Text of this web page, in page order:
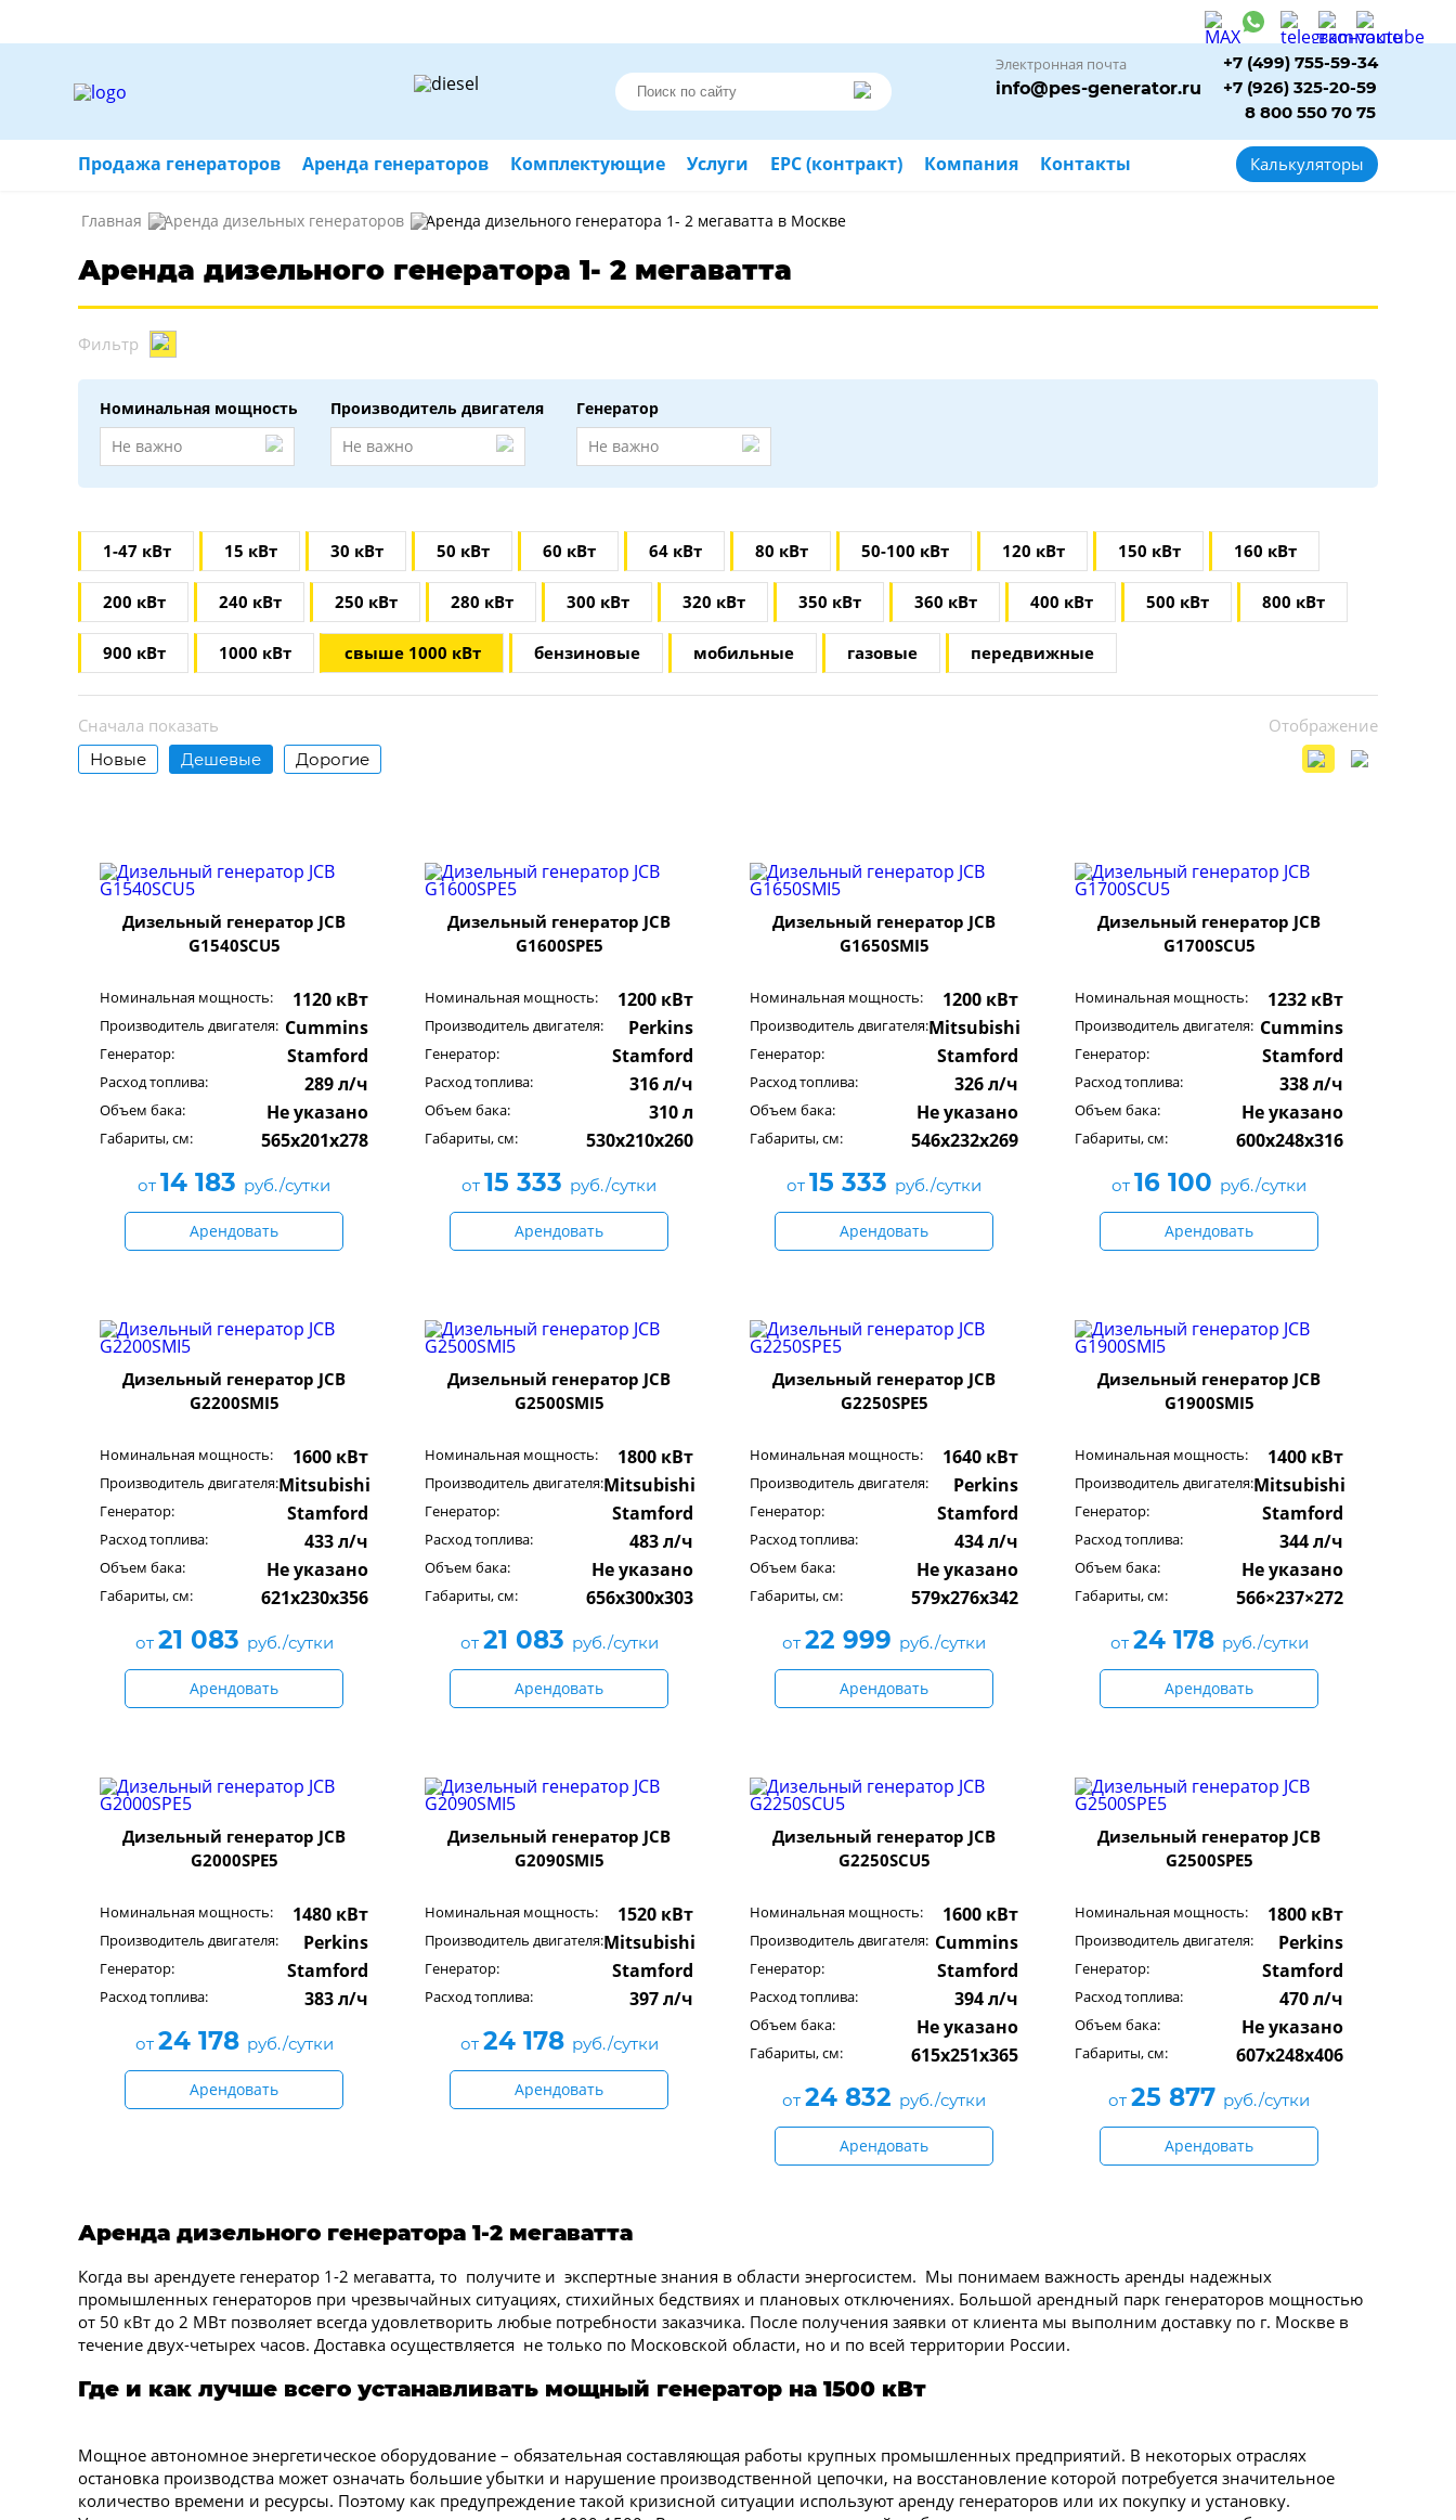
Электронная почта
info@pes-generator.ru
+7 (499) 755-59-34
+7 (926) 325-20-59
8 800 550 70 75
Продажа генераторов Аренда генераторов Комплектующие Услуги ЕРС (контракт) Компания Контакты Калькуляторы
Главная Аренда дизельных генераторов Аренда дизельного генератора 1- 2 мегаватта в Москве
Аренда дизельного генератора 1- 2 мегаватта
Фильтр
Номинальная мощность
Не важно
Производитель двигателя
Не важно
Генератор
Не важно
1-47 кВт 15 кВт 30 кВт 50 кВт 60 кВт 64 кВт 80 кВт 50-100 кВт 120 кВт 150 кВт 160 кВт
200 кВт 240 кВт 250 кВт 280 кВт 300 кВт 320 кВт 350 кВт 360 кВт 400 кВт 500 кВт 800 кВт
900 кВт 1000 кВт свыше 1000 кВт бензиновые мобильные газовые передвижные
Сначала показать
Новые Дешевые Дорогие
Отображение
Дизельный генератор JCB
G1540SCU5
Номинальная мощность: 1120 кВт
Производитель двигателя: Cummins
Генератор: Stamford
Расход топлива: 289 л/ч
Объем бака: Не указано
Габариты, см: 565x201x278
от 14 183 руб./сутки
Арендовать
Дизельный генератор JCB
G1600SPE5
Номинальная мощность: 1200 кВт
Производитель двигателя: Perkins
Генератор: Stamford
Расход топлива: 316 л/ч
Объем бака: 310 л
Габариты, см: 530х210x260
от 15 333 руб./сутки
Арендовать
Дизельный генератор JCB
G1650SMI5
Номинальная мощность: 1200 кВт
Производитель двигателя:Mitsubishi
Генератор: Stamford
Расход топлива: 326 л/ч
Объем бака: Не указано
Габариты, см: 546x232x269
от 15 333 руб./сутки
Арендовать
Дизельный генератор JCB
G1700SCU5
Номинальная мощность: 1232 кВт
Производитель двигателя: Cummins
Генератор: Stamford
Расход топлива: 338 л/ч
Объем бака: Не указано
Габариты, см: 600x248x316
от 16 100 руб./сутки
Арендовать
Дизельный генератор JCB
G2200SMI5
Номинальная мощность: 1600 кВт
Производитель двигателя:Mitsubishi
Генератор: Stamford
Расход топлива: 433 л/ч
Объем бака: Не указано
Габариты, см: 621x230x356
от 21 083 руб./сутки
Арендовать
Дизельный генератор JCB
G2500SMI5
Номинальная мощность: 1800 кВт
Производитель двигателя:Mitsubishi
Генератор: Stamford
Расход топлива: 483 л/ч
Объем бака: Не указано
Габариты, см: 656x300x303
от 21 083 руб./сутки
Арендовать
Дизельный генератор JCB
G2250SPE5
Номинальная мощность: 1640 кВт
Производитель двигателя: Perkins
Генератор: Stamford
Расход топлива: 434 л/ч
Объем бака: Не указано
Габариты, см: 579x276x342
от 22 999 руб./сутки
Арендовать
Дизельный генератор JCB
G1900SMI5
Номинальная мощность: 1400 кВт
Производитель двигателя:Mitsubishi
Генератор: Stamford
Расход топлива: 344 л/ч
Объем бака: Не указано
Габариты, см: 566×237×272
от 24 178 руб./сутки
Арендовать
Дизельный генератор JCB
G2000SPE5
Номинальная мощность: 1480 кВт
Производитель двигателя: Perkins
Генератор: Stamford
Расход топлива: 383 л/ч
от 24 178 руб./сутки
Арендовать
Дизельный генератор JCB
G2090SMI5
Номинальная мощность: 1520 кВт
Производитель двигателя:Mitsubishi
Генератор: Stamford
Расход топлива: 397 л/ч
от 24 178 руб./сутки
Арендовать
Дизельный генератор JCB
G2250SCU5
Номинальная мощность: 1600 кВт
Производитель двигателя: Cummins
Генератор: Stamford
Расход топлива: 394 л/ч
Объем бака: Не указано
Габариты, см: 615x251x365
от 24 832 руб./сутки
Арендовать
Дизельный генератор JCB
G2500SPE5
Номинальная мощность: 1800 кВт
Производитель двигателя: Perkins
Генератор: Stamford
Расход топлива: 470 л/ч
Объем бака: Не указано
Габариты, см: 607x248x406
от 25 877 руб./сутки
Арендовать
Аренда дизельного генератора 1-2 мегаватта
Когда вы арендуете генератор 1-2 мегаватта, то получите и экспертные знания в области энергосистем. Мы понимаем важность аренды надежных
промышленных генераторов при чрезвычайных ситуациях, стихийных бедствиях и плановых отключениях. Большой арендный парк генераторов мощностью
от 50 кВт до 2 МВт позволяет всегда удовлетворить любые потребности заказчика. После получения заявки от клиента мы выполним доставку по г. Москве в
течение двух-четырех часов. Доставка осуществляется не только по Московской области, но и по всей территории России.
Где и как лучше всего устанавливать мощный генератор на 1500 кВт
Мощное автономное энергетическое оборудование – обязательная составляющая работы крупных промышленных предприятий. В некоторых отраслях
остановка производства может означать большие убытки и нарушение производственной цепочки, на восстановление которой потребуется значительное
количество времени и ресурсы. Поэтому как предупреждение такой кризисной ситуации используют аренду генераторов или их покупку и установку.